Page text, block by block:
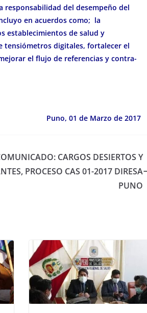
responsabilidad del desempeño del
en acuerdos como; la
establecimientos de salud y
tensiómetros digitales, fortalecer el
el flujo de referencias y contra-
Puno, 01 de Marzo de 2017
CARGOS DESIERTOS Y
PROCESO CAS 01-2017 DIRESA
PUNO